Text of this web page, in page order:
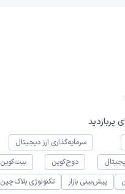
پربازدید
سرمایه‌گذاری ارز دیجیتال
دوج‌کوین بیت‌کوین
پیش‌بینی بازار تکنولوژی بلاک‌چین